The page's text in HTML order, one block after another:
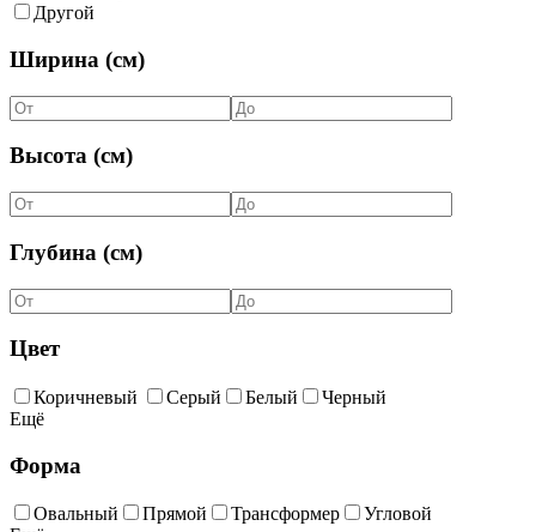
Другой
Ширина (см)
Высота (см)
Глубина (см)
Цвет
Коричневый Серый Белый
Черный
Ещё
Форма
Овальный Прямой Трансформер
Угловой